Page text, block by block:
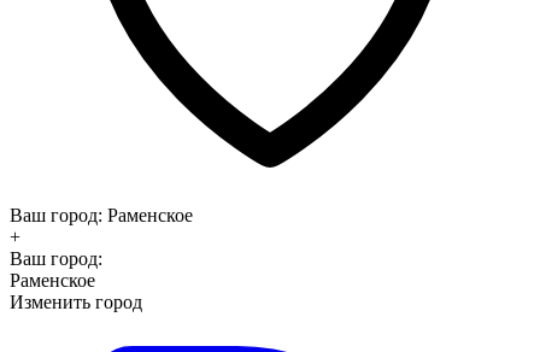
Ваш город: Раменское
+
Ваш город:
Раменское
Изменить город